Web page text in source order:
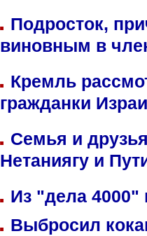
Подросток,
виновным в
Кремль
гражданки
Семья и
Нетаниягу и
Из "дела 4000"
Выбросил